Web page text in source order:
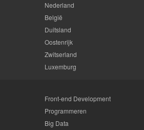
Nederland
België
Duitsland
Oostenrijk
Zwitserland
Luxemburg
Front-end Development
Programmeren
Big Data